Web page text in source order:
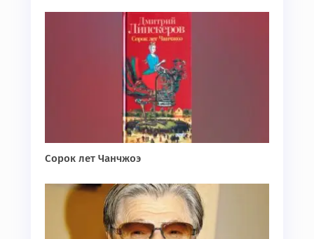
Сорок лет Чанчжоэ